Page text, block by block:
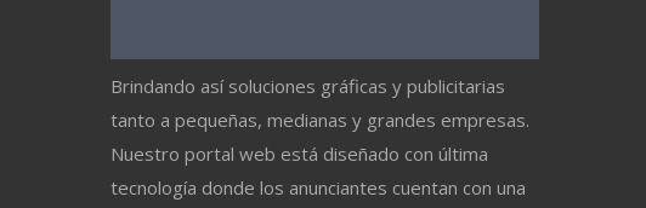
Brindando así soluciones gráficas y publicitarias
tanto a pequeñas, medianas y grandes empresas.
Nuestro portal web está diseñado con última
tecnología donde los anunciantes cuentan con una